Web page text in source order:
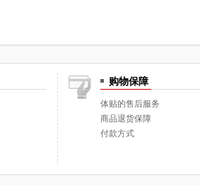
购物保障
体贴的售后服务
商品退货保障
付款方式